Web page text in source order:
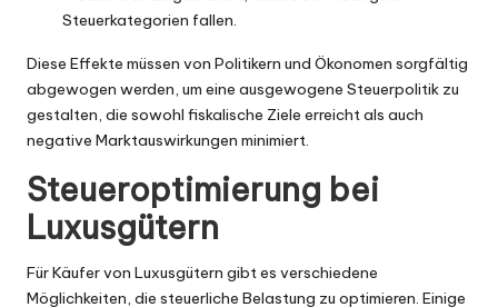
Steuerkategorien fallen.
Diese Effekte müssen von Politikern und Ökonomen sorgfältig
abgewogen werden, um eine ausgewogene Steuerpolitik zu
gestalten, die sowohl fiskalische Ziele erreicht als auch
negative Marktauswirkungen minimiert.
Steueroptimierung bei
Luxusgütern
Für Käufer von Luxusgütern gibt es verschiedene
Möglichkeiten, die steuerliche Belastung zu optimieren. Einige